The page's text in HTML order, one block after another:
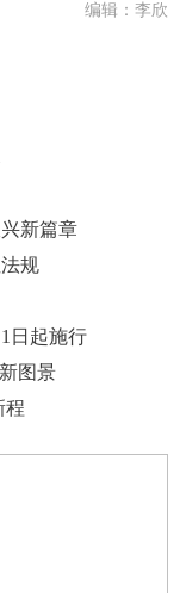
编辑：李欣
新篇章
规
日起施行
图景
程